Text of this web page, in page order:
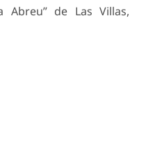
Abreu” de Las Villas,